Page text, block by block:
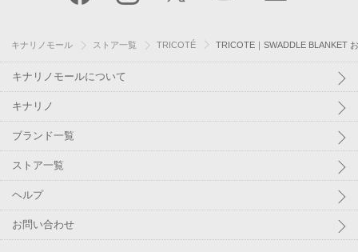
キナリノモール ストア一覧 TRICOTÉ TRICOTE｜SWADDLE BLANKET
キナリノモールについて
キナリノ
ブランド一覧
ストア一覧
ヘルプ
お問い合わせ